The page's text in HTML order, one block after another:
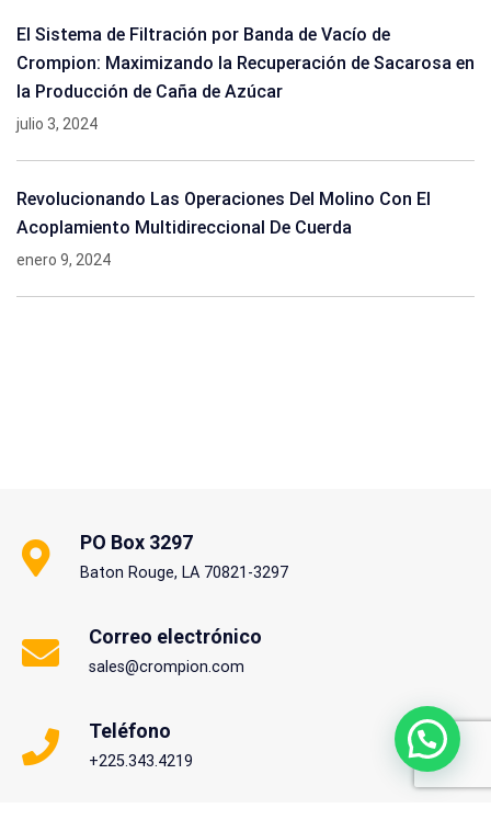
El Sistema de Filtración por Banda de Vacío de
Crompion: Maximizando la Recuperación de Sacarosa en
la Producción de Caña de Azúcar
julio 3, 2024
Revolucionando Las Operaciones Del Molino Con El
Acoplamiento Multidireccional De Cuerda
enero 9, 2024
PO Box 3297
Baton Rouge, LA 70821-3297
Correo electrónico
sales@crompion.com
Teléfono
+225.343.4219